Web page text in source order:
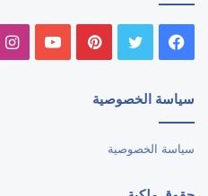
فيسبوك تويتر بينتيريستيوتيوب
سياسة الخصوصية
سياسة الخصوصية